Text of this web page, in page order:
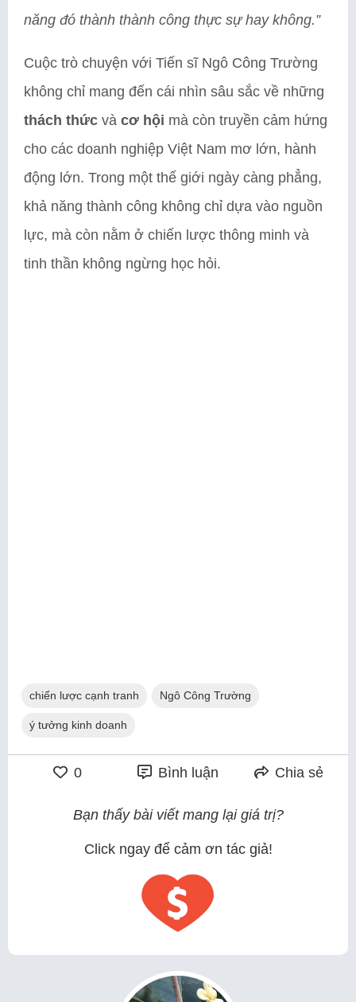
năng đó thành thành công thực sự hay không.”
Cuộc trò chuyện với Tiến sĩ Ngô Công Trường
không chỉ mang đến cái nhìn sâu sắc về những
thách thức và cơ hội mà còn truyền cảm hứng
cho các doanh nghiệp Việt Nam mơ lớn, hành
động lớn. Trong một thế giới ngày càng phẳng,
khả năng thành công không chỉ dựa vào nguồn
lực, mà còn nằm ở chiến lược thông minh và
tinh thần không ngừng học hỏi.
chiến lược cạnh tranh Ngô Công Trường
ý tưởng kinh doanh
0 Bình luận Chia sẻ
Bạn thấy bài viết mang lại giá trị?
Click ngay để cảm ơn tác giả!